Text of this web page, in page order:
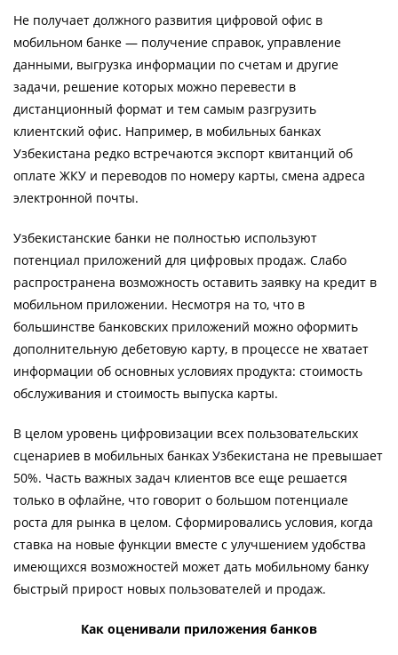
Не получает должного развития цифровой офис в
мобильном банке — получение справок, управление
данными, выгрузка информации по счетам и другие
задачи, решение которых можно перевести в
дистанционный формат и тем самым разгрузить
клиентский офис. Например, в мобильных банках
Узбекистана редко встречаются экспорт квитанций об
оплате ЖКУ и переводов по номеру карты, смена адреса
электронной почты.
Узбекистанские банки не полностью используют
потенциал приложений для цифровых продаж. Слабо
распространена возможность оставить заявку на кредит в
мобильном приложении. Несмотря на то, что в
большинстве банковских приложений можно оформить
дополнительную дебетовую карту, в процессе не хватает
информации об основных условиях продукта: стоимость
обслуживания и стоимость выпуска карты.
В целом уровень цифровизации всех пользовательских
сценариев в мобильных банках Узбекистана не превышает
50%. Часть важных задач клиентов все еще решается
только в офлайне, что говорит о большом потенциале
роста для рынка в целом. Сформировались условия, когда
ставка на новые функции вместе с улучшением удобства
имеющихся возможностей может дать мобильному банку
быстрый прирост новых пользователей и продаж.
Как оценивали приложения банков